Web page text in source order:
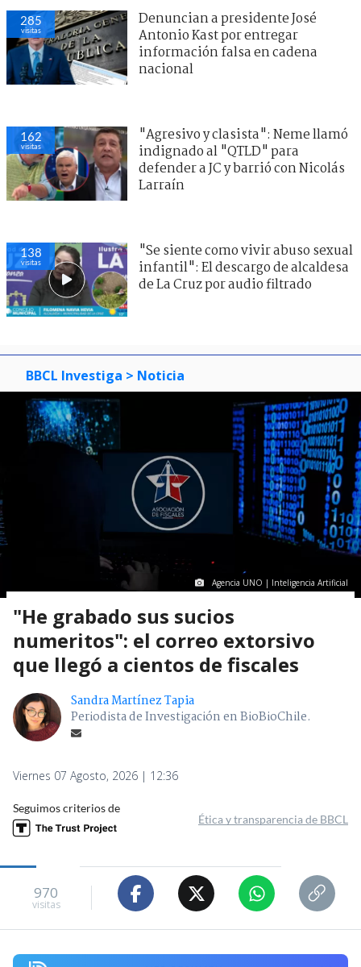
285
visitas
Denuncian a presidente José
Antonio Kast por entregar
información falsa en cadena
nacional
162
visitas
"Agresivo y clasista": Neme llamó
indignado al "QTLD" para
defender a JC y barrió con Nicolás
Larraín
138
visitas
"Se siente como vivir abuso sexual
infantil": El descargo de alcaldesa
de La Cruz por audio filtrado
BBCL Investiga > Noticia
Agencia UNO | Inteligencia Artificial
"He grabado sus sucios
numeritos": el correo extorsivo
que llegó a cientos de fiscales
Sandra Martínez Tapia
Periodista de Investigación en BioBioChile.
Viernes 07 Agosto, 2026 | 12:36
Seguimos criterios de
Ética y transparencia de BBCL
970
visitas